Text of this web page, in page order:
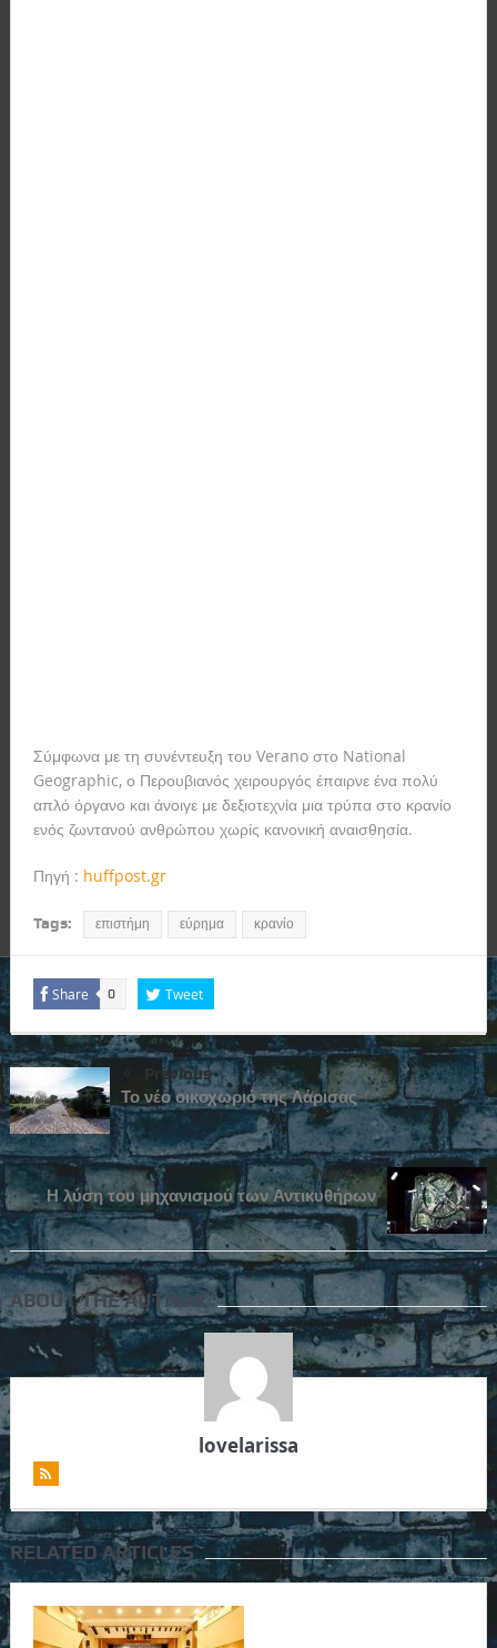
Σύμφωνα με τη συνέντευξη του Verano στο National
Geographic, ο Περουβιανός χειρουργός έπαιρνε ένα πολύ
απλό όργανο και άνοιγε με δεξιοτεχνία μια τρύπα στο κρανίο
ενός ζωντανού ανθρώπου χωρίς κανονική αναισθησία.
Πηγή : huffpost.gr
Tags: επιστήμη εύρημα κρανίο
Share 0 Tweet
Previous
Το νέο οικοχωριό της Λάρισας
Next
Η λύση του μηχανισμού των Αντικυθήρων
ABOUT THE AUTHOR
lovelarissa
RELATED ARTICLES